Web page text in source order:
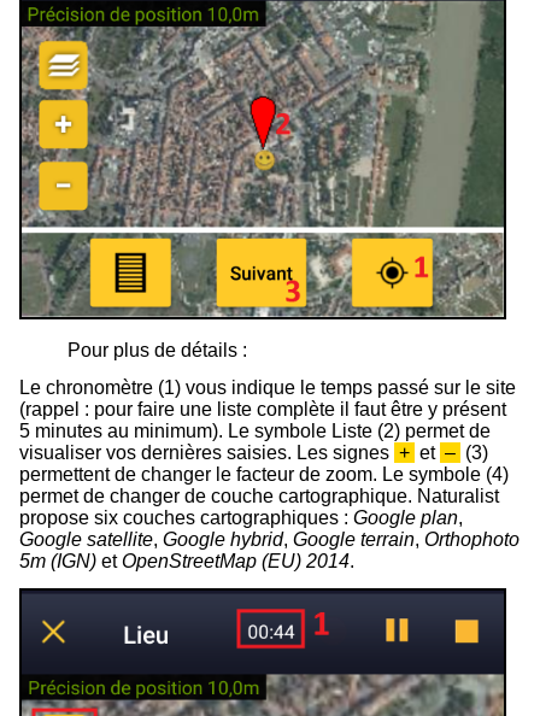
Pour plus de détails :
Le chronomètre (1) vous indique le temps passé sur le site
(rappel : pour faire une liste complète il faut être y présent
5 minutes au minimum). Le symbole Liste (2) permet de
visualiser vos dernières saisies. Les signes + et – (3)
permettent de changer le facteur de zoom. Le symbole (4)
permet de changer de couche cartographique. Naturalist
propose six couches cartographiques : Google plan,
Google satellite, Google hybrid, Google terrain, Orthophoto
5m (IGN) etOpenStreetMap (EU) 2014.